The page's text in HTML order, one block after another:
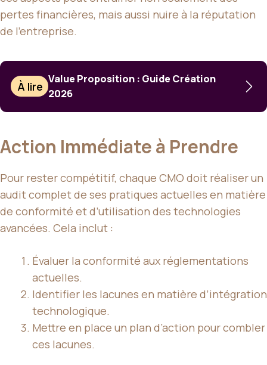
pertes financières, mais aussi nuire à la réputation
de l’entreprise.
À lire
Value Proposition : Guide Création
2026
Action Immédiate à Prendre
Pour rester compétitif, chaque CMO doit réaliser un
audit complet de ses pratiques actuelles en matière
de conformité et d’utilisation des technologies
avancées. Cela inclut :
Évaluer la conformité aux réglementations
actuelles.
Identifier les lacunes en matière d’intégration
technologique.
Mettre en place un plan d’action pour combler
ces lacunes.